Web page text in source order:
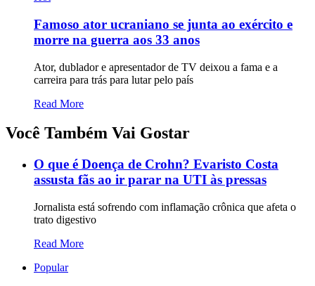
Famoso ator ucraniano se junta ao exército e
morre na guerra aos 33 anos
Ator, dublador e apresentador de TV deixou a fama e a
carreira para trás para lutar pelo país
Read More
Você Também Vai Gostar
O que é Doença de Crohn? Evaristo Costa
assusta fãs ao ir parar na UTI às pressas
Jornalista está sofrendo com inflamação crônica que afeta o
trato digestivo
Read More
Popular